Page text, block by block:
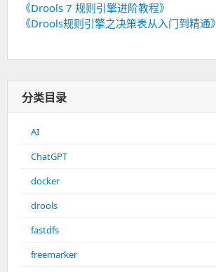
《Drools 7 规则引擎进阶教程》
《Drools规则引擎之决策表从入门到精通》
分类目录
AI
ChatGPT
docker
drools
fastdfs
freemarker